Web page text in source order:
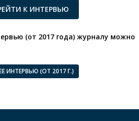
К ИНТЕРВЬЮ
(от 2017 года) журналу можно
ИНТЕРВЬЮ (ОТ 2017 Г.)